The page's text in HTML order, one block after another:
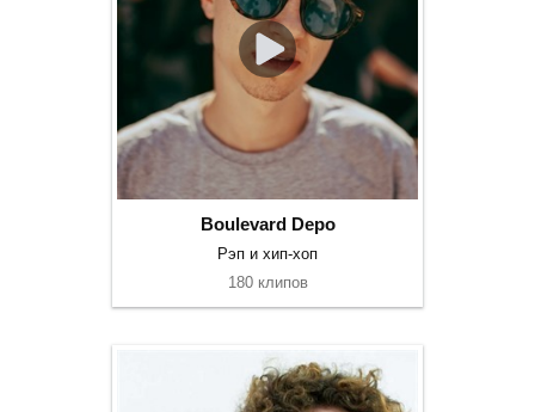
Boulevard Depo
Рэп и хип-хоп
180 клипов